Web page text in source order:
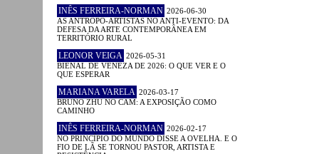
INÊS FERREIRA-NORMAN 2026-06-30
AS ANTROPO-ARTISTAS NO ANTI-EVENTO: DA
DEFESA DA ARTE CONTEMPORÂNEA EM
TERRITÓRIO RURAL
LEONOR VEIGA 2026-05-31
BIENAL DE VENEZA DE 2026: O QUE VER E O
QUE ESPERAR
MARIANA VARELA 2026-03-17
BRUNO ZHU NO CAM: A EXPOSIÇÃO COMO
CAMINHO
INÊS FERREIRA-NORMAN 2026-02-17
NO PRINCÍPIO DO MUNDO DISSE A OVELHA. E O
FIO DE LÃ SE TORNOU PASTOR, ARTISTA E